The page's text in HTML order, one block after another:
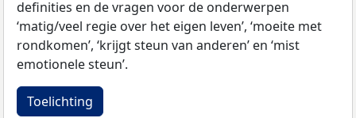
definities en de vragen voor de onderwerpen
‘matig/veel regie over het eigen leven’, ‘moeite met
rondkomen’, ‘krijgt steun van anderen’ en ‘mist
emotionele steun’.
Toelichting